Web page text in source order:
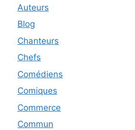
Auteurs
Blog
Chanteurs
Chefs
Comédiens
Comiques
Commerce
Commun